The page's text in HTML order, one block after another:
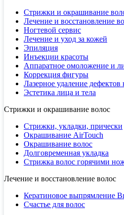
Стрижки и окрашивание
Лечение и восстановление
Ногтевой сервис
Лечение и уход за кожей
Эпиляция
Инъекции красоты
Аппаратное омоложение и
Коррекция фигуры
Лазерное удаление дефектов
Эстетика лица и тела
Стрижки и окрашивание волос
Стрижки, укладки, прически
Окрашивание AirTouch
Окрашивание волос
Долговременная укладка
Стрижка волос горячими
Лечение и восстановление волос
Кератиновое выпрямление
Счастье для волос